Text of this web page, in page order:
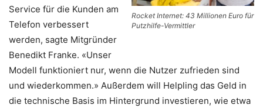
Rocket Internet: 43 Millionen Euro für
Putzhilfe-Vermittler
Service für die Kunden am
Telefon verbessert
werden, sagte Mitgründer
Benedikt Franke. «Unser
Modell funktioniert nur, wenn die Nutzer zufrieden sind
und wiederkommen.» Außerdem will Helpling das Geld in
die technische Basis im Hintergrund investieren, wie etwa